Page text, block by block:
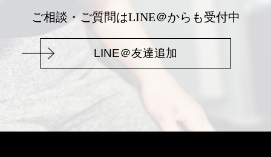
ご相談・ご質問はLINE＠からも受付中
LINE＠友達追加